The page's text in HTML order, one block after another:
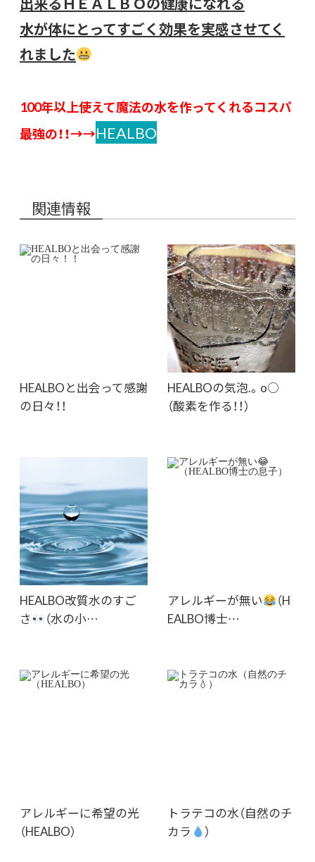
水が体にとってすごく効果を実感させてく
れました
100年以上使えて魔法の水を作ってくれるコスパ
最強の！！→→HEALBO
関連情報
HEALBOと出会って感謝
の日々！！
HEALBOの気泡.。o○
（酸素を作る！！）
HEALBO改質水のすご
さ
（水の小…
アレルギーが無い
（H
EALBO博士…
アレルギーに希望の光
（HEALBO）
トラテコの水（自然のチ
カラ
）